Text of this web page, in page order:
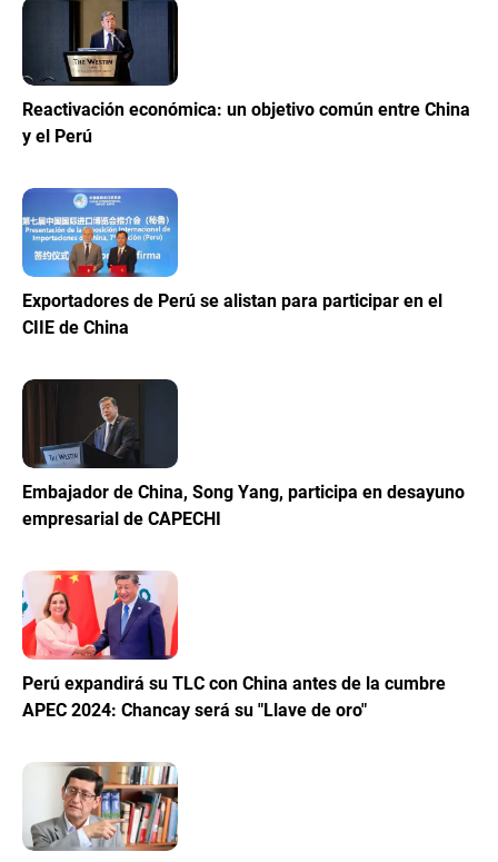
Reactivación económica: un objetivo común entre China
y el Perú
Exportadores de Perú se alistan para participar en el
CIIE de China
Embajador de China, Song Yang, participa en desayuno
empresarial de CAPECHI
Perú expandirá su TLC con China antes de la cumbre
APEC 2024: Chancay será su "Llave de oro"